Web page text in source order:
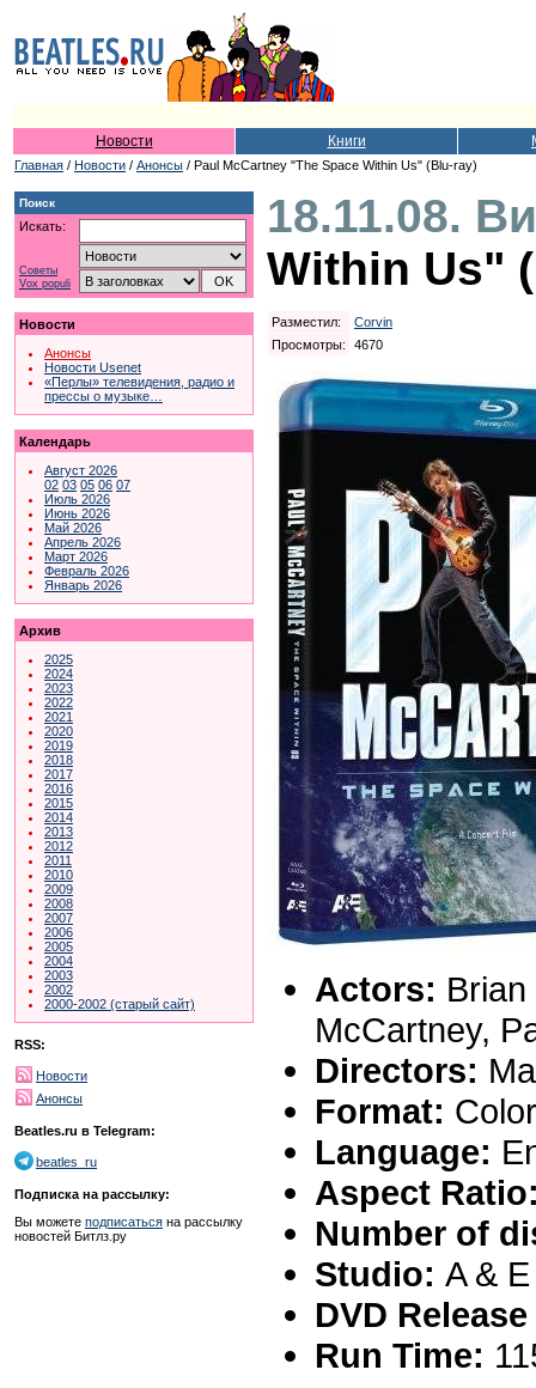
Новости Книги
Главная / Новости / Анонсы / Paul McCartney "The Space Within Us" (Blu-ray)
Поиск
Искать:
Советы
Vox populi
Новости
Анонсы
Новости Usenet
«Перлы» телевидения, радио и
прессы о музыке…
Календарь
Август 2026
02 03 05 06 07
Июль 2026
Июнь 2026
Май 2026
Апрель 2026
Март 2026
Февраль 2026
Январь 2026
Архив
2025
2024
2023
2022
2021
2020
2019
2018
2017
2016
2015
2014
2013
2012
2011
2010
2009
2008
2007
2006
2005
2004
2003
2002
2000-2002 (старый сайт)
RSS:
Новости
Анонсы
Beatles.ru в Telegram:
beatles_ru
Подписка на рассылку:
Вы можете подписаться на рассылку
новостей Битлз.ру
18.11.08.
Within Us"
Разместил:
Corvin
Просмотры:
4670
Actors:
McCartney,
Directors:
Format: Color
Language:
Aspect
Number of
Studio: A &
DVD
Run Time: